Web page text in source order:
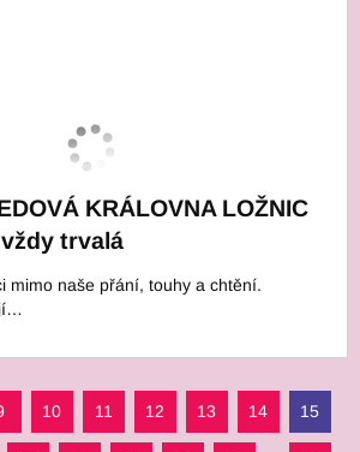
KRÁLOVNA LOŽNIC
trvalá
mimo naše přání, touhy a chtění.
10 11 12 13 14 15